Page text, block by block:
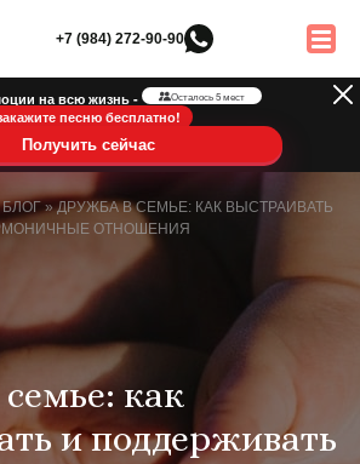
+7 (984) 272-90-90
на всю жизнь - Осталось 5 мест
песню бесплатно!
Получить сейчас
БЛОГ»ДРУЖБА В СЕМЬЕ: КАК ВЫСТРАИВАТЬ
ОТНОШЕНИЯ
как
и поддерживать